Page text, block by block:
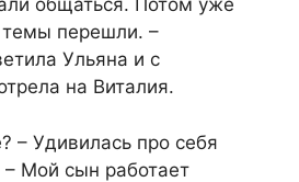
общаться. Потом уже
темы перешли. –
Ульяна и с
на Виталия.
– Удивилась про себя
Мой сын работает